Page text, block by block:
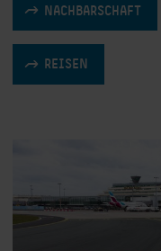
NACHBARSCHAFT
REISEN